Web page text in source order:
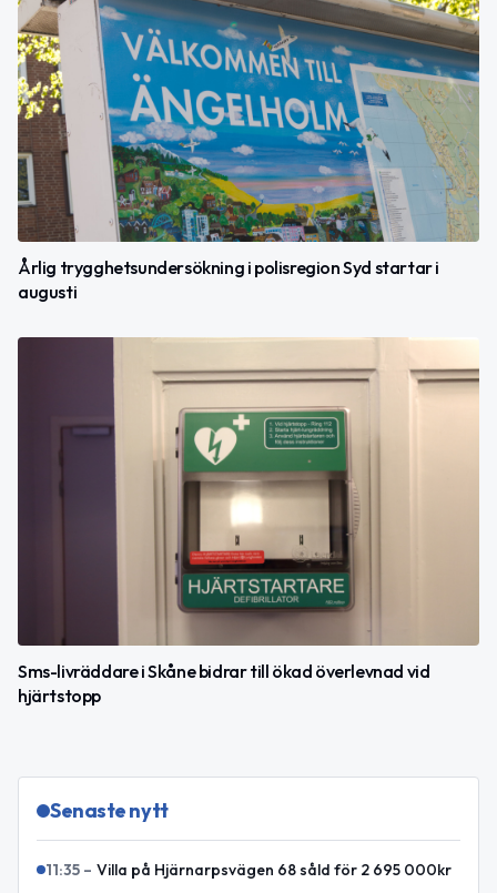
Årlig trygghetsundersökning i polisregion Syd startar i
augusti
Sms-livräddare i Skåne bidrar till ökad överlevnad vid
hjärtstopp
Senaste nytt
11:35 – Villa på Hjärnarpsvägen 68 såld för 2 695 000kr